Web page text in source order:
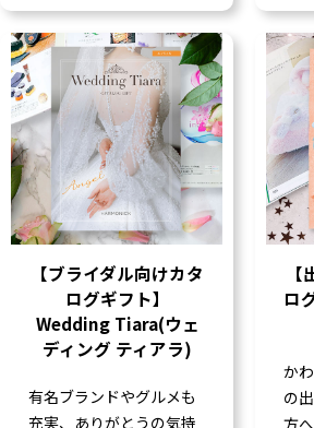
【ブライダル向けカタ
ログギフト】
Wedding Tiara(ウェ
ディング ティアラ)
有名ブランドやグルメも
充実、ありがとうの気持
ロ
か
の